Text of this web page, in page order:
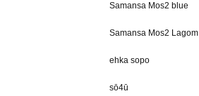
Samansa Mos2 blue
Samansa Mos2 Lagom
ehka sopo
sō4ū